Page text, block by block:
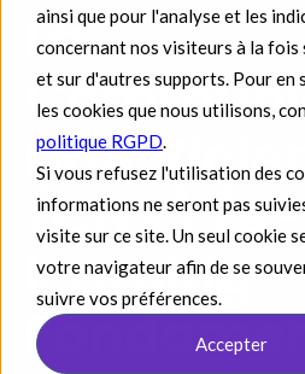
ainsi que pour l'analyse et les
concernant nos visiteurs à la fois
et sur d'autres supports. Pour en
les cookies que nous utilisons,
politique RGPD.
Si vous refusez l'utilisation des
informations ne seront pas
visite sur ce site. Un seul cookie
votre navigateur afin de se
suivre vos préférences.
Accepter
La
Non
(CNV) (e-
learning -